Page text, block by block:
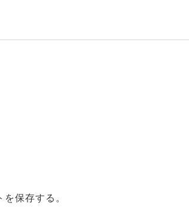
保存する。